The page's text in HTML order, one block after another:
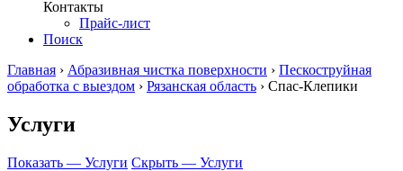
Контакты
Прайс-лист
Поиск
Главная › Абразивная чистка поверхности › Пескоструйная
обработка с выездом › Рязанская область › Спас-Клепики
Услуги
Показать — Услуги Скрыть — Услуги